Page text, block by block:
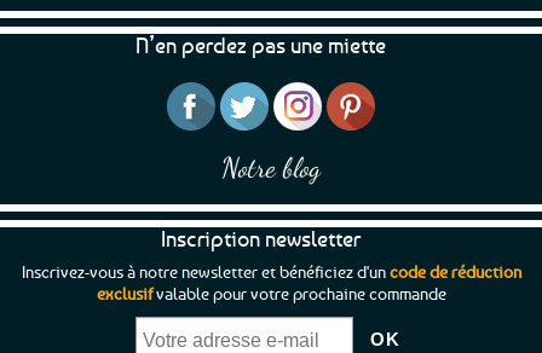
N’en perdez pas une miette
Notre blog
Inscription newsletter
Inscrivez-vous à notre newsletter et bénéficiez d'uncode de réduction
exclusifvalable pour votre prochaine commande